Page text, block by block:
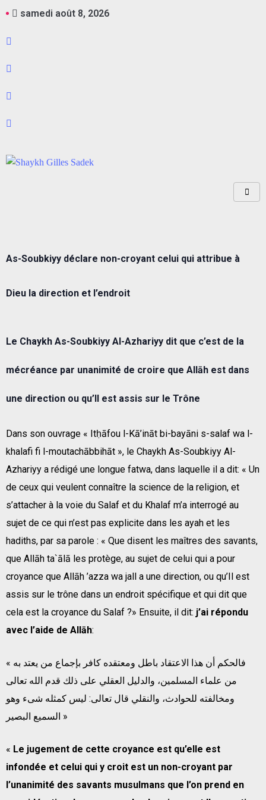
samedi août 8, 2026
As-Soubkiyy déclare non-croyant celui qui attribue à
Dieu la direction et l’endroit
Le Chaykh As-Soubkiyy Al-Azhariyy dit que c’est de la
mécréance par unanimité de croire que Allāh est dans
une direction ou qu’Il est assis sur le Trône
Dans son ouvrage « Itḥāfou l-Kā’ināt bi-bayāni s-salaf wa l-
khalafi fi l-moutachābbihāt », le Chaykh As-Soubkiyy Al-
Azhariyy a rédigé une longue fatwa, dans laquelle il a dit: « Un
de ceux qui veulent connaître la science de la religion, et
s’attacher à la voie du Salaf et du Khalaf m’a interrogé au
sujet de ce qui n’est pas explicite dans les ayah et les
hadiths, par sa parole : « Que disent les maîtres des savants,
que Allāh ta`ālā les protège, au sujet de celui qui a pour
croyance que Allāh ’azza wa jall a une direction, ou qu’Il est
assis sur le trône dans un endroit spécifique et qui dit que
cela est la croyance du Salaf ?» Ensuite, il dit: j’ai répondu
avec l’aide de Allāh:
« فالحكم أن هذا الاعتقاد باطل ومعتقده كافر بإجماع من يعتد به
من علماء المسلمين، والدليل العقلي على ذلك قدم الله تعالى
ومخالفته للحوادث، والنقلي قال تعالى: ليس كمثله شىء وهو
السميع البصير »
« Le jugement de cette croyance est qu’elle est
infondée et celui qui y croit est un non-croyant par
l’unanimité des savants musulmans que l’on prend en